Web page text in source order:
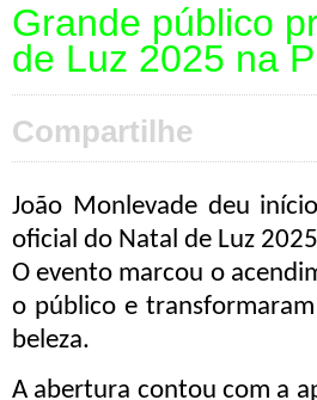
Grande público
de Luz 2025 na
Compartilhe
João Monlevade deu
oficial do Natal de Luz 2025
O evento marcou o
o público e
beleza.
A abertura contou com a